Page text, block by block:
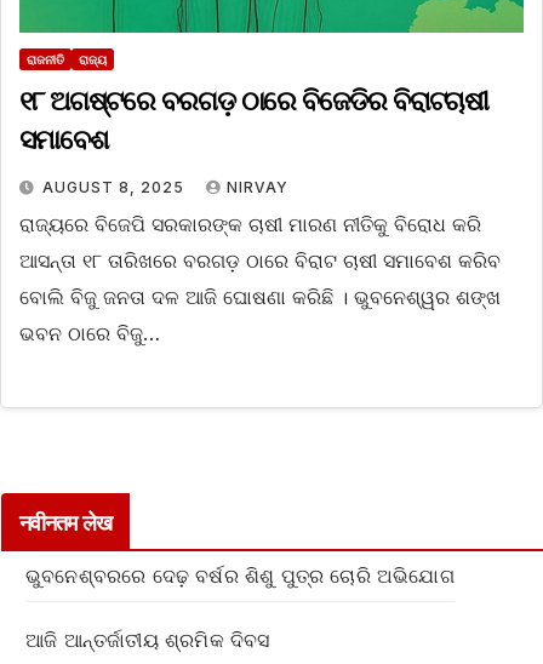
ରାଜନୀତି ରାଜ୍ୟ
୧୮ ଅଗଷ୍ଟରେ ବରଗଡ଼ ଠାରେ ବିଜେଡିର ବିରାଟ ଚାଷୀ
ସମାବେଶ
AUGUST 8, 2025 NIRVAY
ରାଜ୍ୟରେ ବିଜେପି ସରକାରଙ୍କ ଚାଷୀ ମାରଣ ନୀତିକୁ ବିରୋଧ କରି
ଆସନ୍ତା ୧୮ ତାରିଖରେ ବରଗଡ଼ ଠାରେ ବିରାଟ ଚାଷୀ ସମାବେଶ କରିବ
ବୋଲି ବିଜୁ ଜନତା ଦଳ ଆଜି ଘୋଷଣା କରିଛି । ଭୁବନେଶ୍ୱର ଶଙ୍ଖ
ଭବନ ଠାରେ ବିଜୁ…
नवीनतम लेख
ଭୁବନେଶ୍ବରରେ ଦେଢ଼ ବର୍ଷର ଶିଶୁ ପୁତ୍ର ଚୋରି ଅଭିଯୋଗ
ଆଜି ଆନ୍ତର୍ଜାତୀୟ ଶ୍ରମିକ ଦିବସ